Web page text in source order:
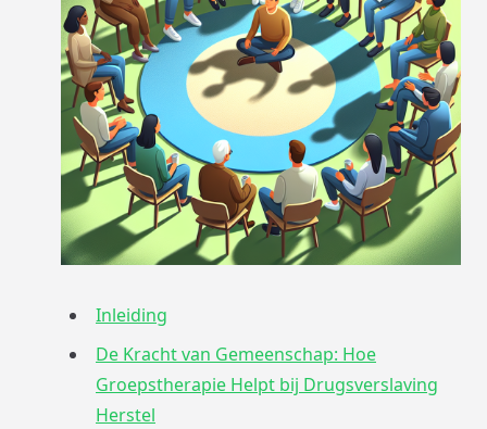
Inleiding
De Kracht van Gemeenschap: Hoe
Groepstherapie Helpt bij Drugsverslaving
Herstel